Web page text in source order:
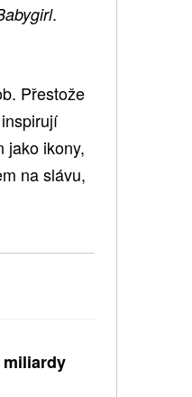
.
Přestože
jako ikony,
na slávu,
miliardy